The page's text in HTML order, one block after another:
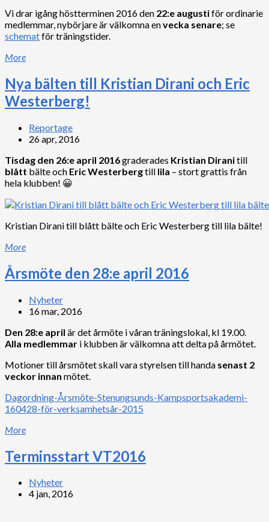
Vi drar igång höstterminen 2016 den 22:e augustiför ordinarie
medlemmar, nybörjare är välkomna envecka senare; se
schematför träningstider.
More
Nya bälten till Kristian Dirani och Eric
Westerberg!
Reportage
26 apr, 2016
Tisdag den 26:e april 2016graderades Kristian Diranitill
blått bälte och Eric Westerbergtill lila – stort grattis från
hela klubben! 😀
Kristian Dirani till blått bälte och Eric Westerberg till lila bälte!
More
Årsmöte den 28:e april 2016
Nyheter
16 mar, 2016
Den 28:e april är det årmöte i våran träningslokal, kl 19.00.
Alla medlemmar i klubben är välkomna att delta på årmötet.
Motioner till årsmötet skall vara styrelsen till handa senast 2
veckor innan mötet.
Dagordning-Årsmöte-Stenungsunds-Kampsportsakademi-
160428-för-verksamhetsår-2015
More
Terminsstart VT2016
Nyheter
4 jan, 2016